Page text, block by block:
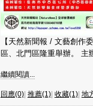
【天然新聞報 / 文藝創作
區、北門區隆重舉辦。 主
繼續閱讀...
回應(0)| 推薦(1)| 收藏(1)| 地